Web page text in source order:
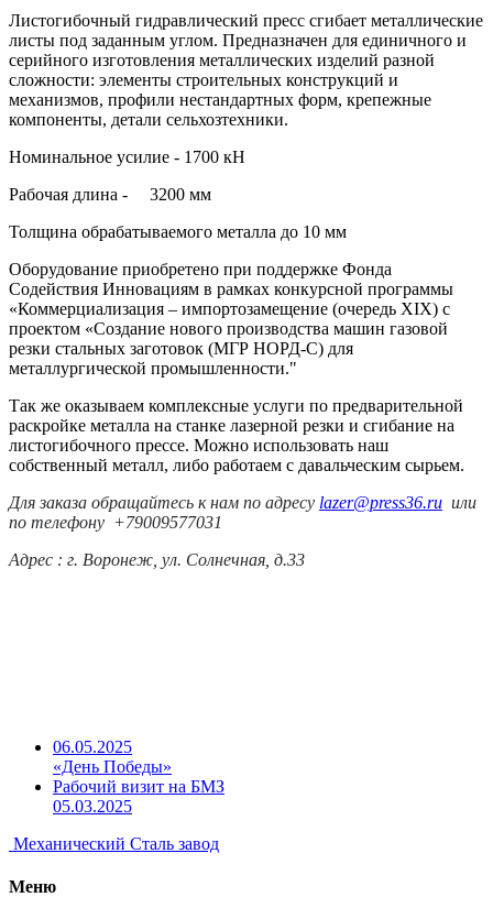
Листогибочный гидравлический пресс сгибает металлические
листы под заданным углом. Предназначен для единичного и
серийного изготовления металлических изделий разной
сложности: элементы строительных конструкций и
механизмов, профили нестандартных форм, крепежные
компоненты, детали сельхозтехники.
Номинальное усилие - 1700 кН
Рабочая длина - 3200 мм
Толщина обрабатываемого металла до 10 мм
Оборудование приобретено при поддержке Фонда
Содействия Инновациям в рамках конкурсной программы
«Коммерциализация – импортозамещение (очередь ХIХ) с
проектом «Создание нового производства машин газовой
резки стальных заготовок (МГР НОРД-С) для
металлургической промышленности."
Так же оказываем комплексные услуги по предварительной
раскройке металла на станке лазерной резки и сгибание на
листогибочного прессе. Можно использовать наш
собственный металл, либо работаем с давальческим сырьем.
Для заказа обращайтесь к нам по адресу lazer@press36.ru или
по телефону +79009577031
Адрес : г. Воронеж, ул. Солнечная, д.33
06.05.2025
«День Победы»
Рабочий визит на БМЗ
05.03.2025
Механический Сталь завод
Меню